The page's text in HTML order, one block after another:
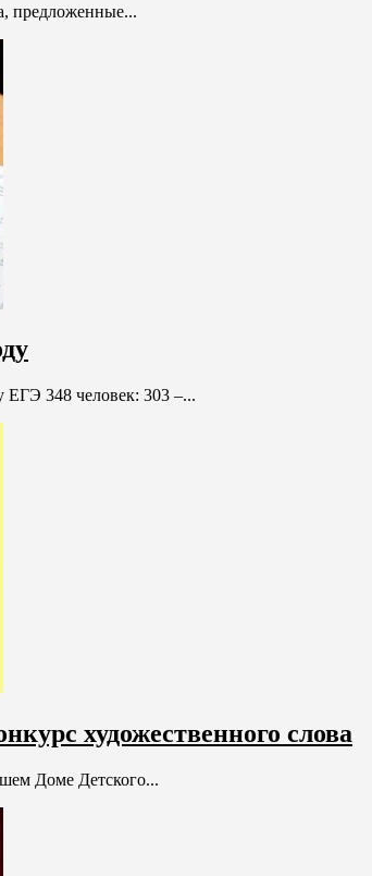
предложенные...
ЕГЭ 348 человек: 303 –...
художественного слова
Доме Детского...